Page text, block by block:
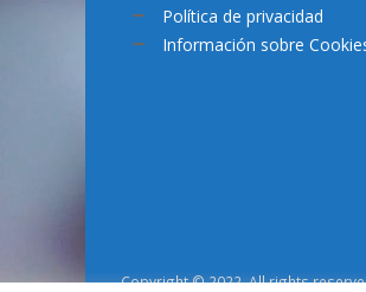
Política de privacidad
Información sobre
Copyright © 2022. All rights